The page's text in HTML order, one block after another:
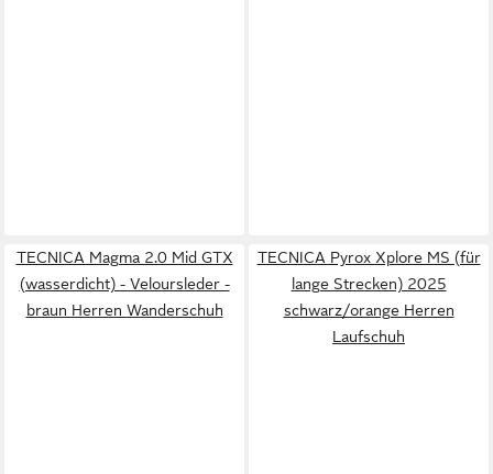
TECNICA Magma 2.0 Mid GTX
(wasserdicht) - Veloursleder -
braun Herren Wanderschuh
TECNICA Pyrox Xplore MS (für
lange Strecken) 2025
schwarz/orange Herren
Laufschuh